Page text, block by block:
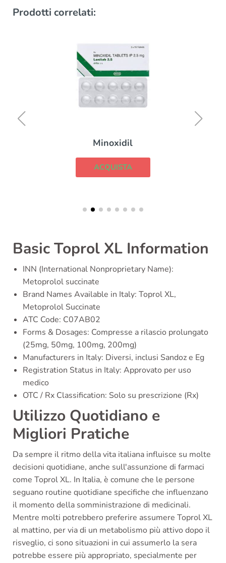
Prodotti correlati:
Minoxidil
ACQUISTA
Basic Toprol XL Information
INN (International Nonproprietary Name):
Metoprolol succinate
Brand Names Available in Italy: Toprol XL,
Metoprolol Succinate
ATC Code: C07AB02
Forms & Dosages: Compresse a rilascio prolungato
(25mg, 50mg, 100mg, 200mg)
Manufacturers in Italy: Diversi, inclusi Sandoz e Eg
Registration Status in Italy: Approvato per uso
medico
OTC / Rx Classification: Solo su prescrizione (Rx)
Utilizzo Quotidiano e
Migliori Pratiche
Da sempre il ritmo della vita italiana influisce su molte
decisioni quotidiane, anche sull'assunzione di farmaci
come Toprol XL. In Italia, è comune che le persone
seguano routine quotidiane specifiche che influenzano
il momento della somministrazione di medicinali.
Mentre molti potrebbero preferire assumere Toprol XL
al mattino, per via di un metabolismo più attivo dopo il
risveglio, ci sono situazioni in cui assumerlo la sera
potrebbe essere più appropriato, specialmente per